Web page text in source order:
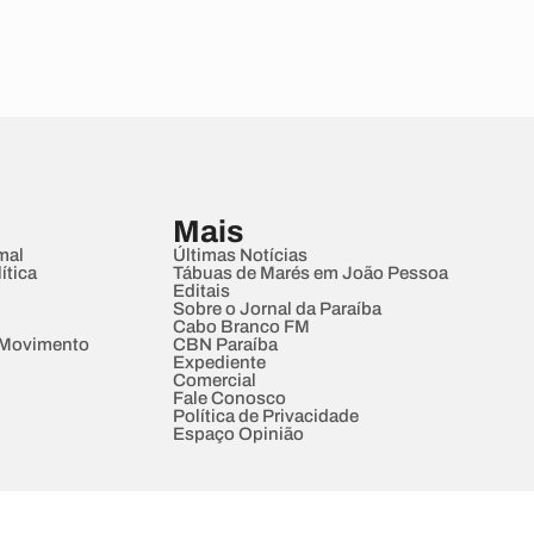
Mais
Últimas Notícias
Tábuas de Marés em João Pessoa
Editais
Sobre o Jornal da Paraíba
Cabo Branco FM
CBN Paraíba
Expediente
Comercial
Fale Conosco
Política de Privacidade
Espaço Opinião